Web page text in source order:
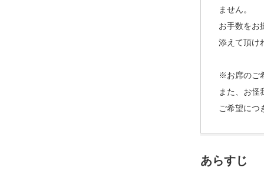
ません。
お手数をお
添えて頂け
※お席のご
また、お怪
ご希望につ
あらすじ